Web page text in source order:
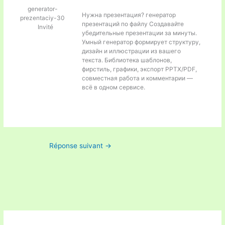
generator-
prezentaciy-30
Invité
Нужна презентация? генератор
презентаций по файлу Создавайте
убедительные презентации за минуты.
Умный генератор формирует структуру,
дизайн и иллюстрации из вашего
текста. Библиотека шаблонов,
фирстиль, графики, экспорт PPTX/PDF,
совместная работа и комментарии —
всё в одном сервисе.
Réponse suivant →